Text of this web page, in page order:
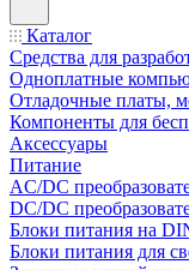
Каталог
Средства для
Одноплатные
Отладочные платы,
Компоненты для
Аксессуары
Питание
AC/DC
DC/DC
Блоки питания на
Блоки питания для